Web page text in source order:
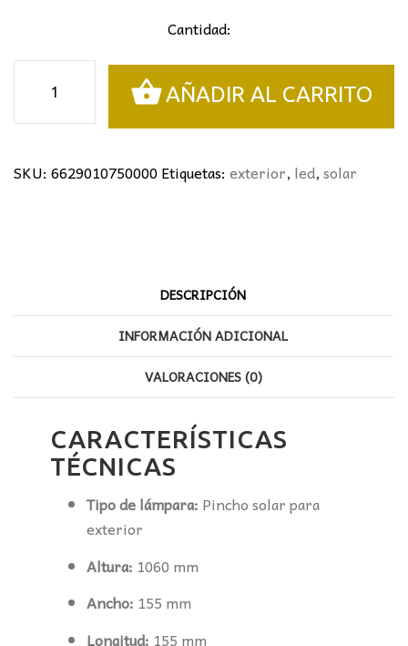
Cantidad:
SOLAR
CON
cantidad
AÑADIR AL CARRITO
SKU: 6629010750000Etiquetas: exterior, led,solar
DESCRIPCIÓN
INFORMACIÓN ADICIONAL
VALORACIONES (0)
CARACTERÍSTICAS
TÉCNICAS
Tipo de lámpara: Pincho solar para
exterior
Altura: 1060 mm
Ancho: 155 mm
Longitud: 155 mm